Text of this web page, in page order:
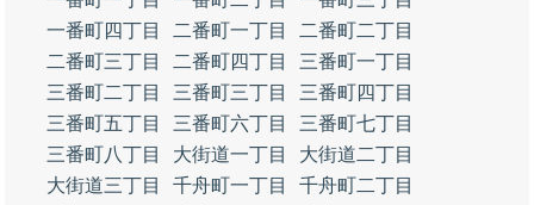
一番町四丁目
二番町一丁目
二番町二丁目
二番町三丁目
二番町四丁目
三番町一丁目
三番町二丁目
三番町三丁目
三番町四丁目
三番町五丁目
三番町六丁目
三番町七丁目
三番町八丁目
大街道一丁目
大街道二丁目
大街道三丁目
千舟町一丁目
千舟町二丁目